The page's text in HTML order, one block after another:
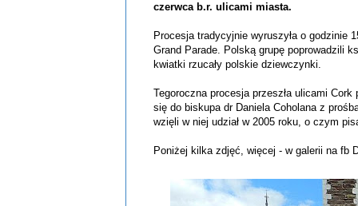
czerwca b.r. ulicami miasta.
Procesja tradycyjnie wyruszyła o godzinie
Grand Parade. Polską grupę poprowadzili
kwiatki rzucały polskie dziewczynki.
Tegoroczna procesja przeszła ulicami
się do biskupa dr Daniela Coholana z
wzięli w niej udział w 2005 roku, o czym
Poniżej kilka zdjęć, więcej - w galerii na fb